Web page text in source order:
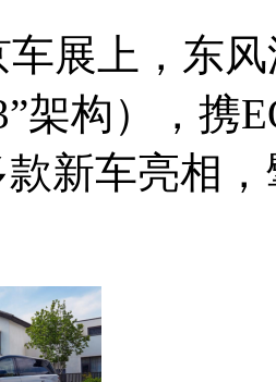
车展上，东
架构），
新车亮相